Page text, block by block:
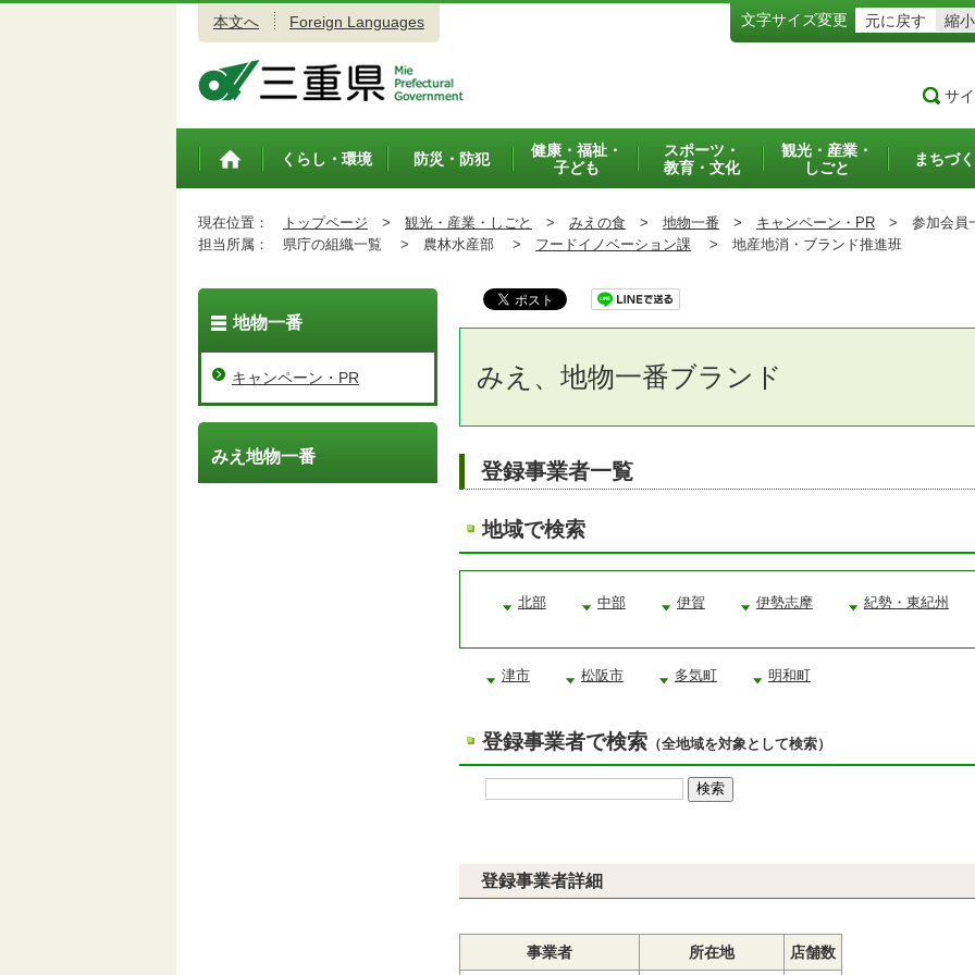
本文へ Foreign Languages 文字サイズ変更 元に戻す 縮小
サ
トップペ
くらし・環境 防災・防犯
健康・福祉・
子ども
スポーツ・
教育・文化
観光・産業・
しごと
まちづ
現在位置： トップページ > 観光・産業・しごと > みえの食 > 地物一番 > キャンペーン・PR > 参加会員
担当所属：
県庁の組織一覧 > 農林水産部 > フードイノベーション課 > 地産地消・ブランド推進班
みえ、地物一番ブランド
登録事業者一覧
地域で検索
北部 中部 伊賀 伊勢志摩 紀勢・東紀州
津市 松阪市 多気町 明和町
登録事業者で検索 （全地域を対象として検索）
登録事業者詳細
事業者 所在地 店舗数
地物一番
キャンペーン・PR
みえ地物一番